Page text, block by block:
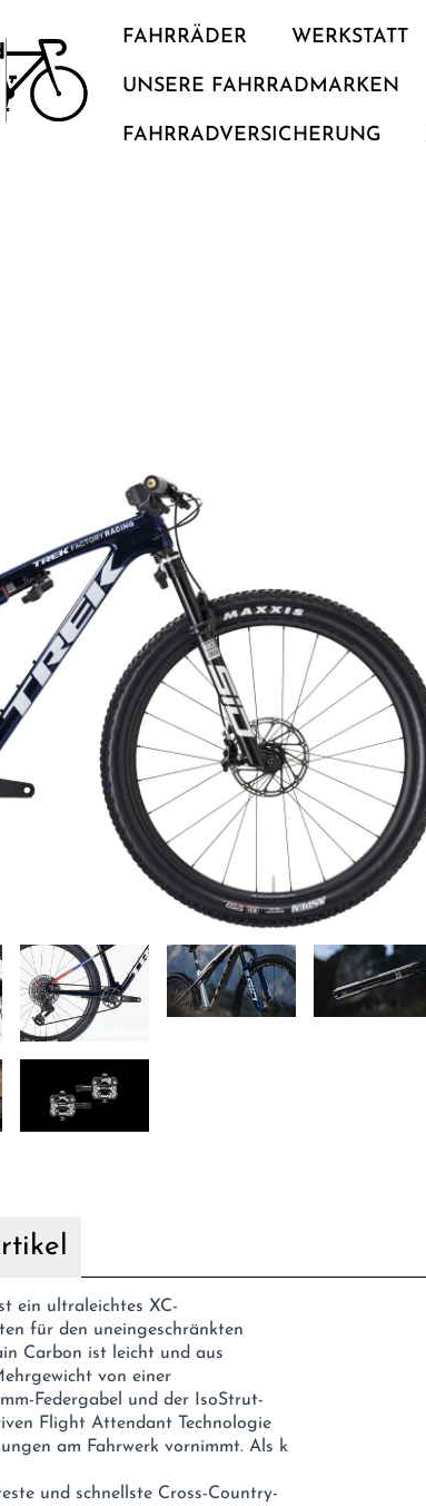
FAHRRÄDER WERKSTATT
UNSERE FAHRRADMARKEN
FAHRRADVERSICHERUNG
ein ultraleichtes XC-
für den uneingeschränkten
Carbon ist leicht und aus
von einer
Federgabel und der IsoStrut-
Flight Attendant Technologie
am Fahrwerk vornimmt. Als k
und schnellste Cross-Country-